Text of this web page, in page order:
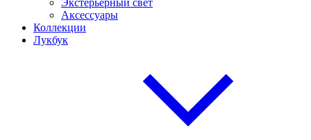
Экстерьерный свет
Аксессуары
Коллекции
Лукбук